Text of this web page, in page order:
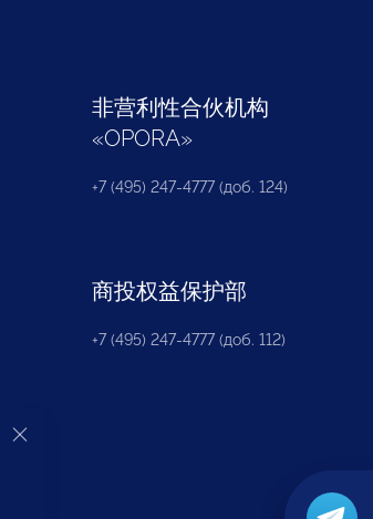
非营利性合伙机构
«OPORA»
+7 (495) 247-4777 (доб. 124)
商投权益保护部
+7 (495) 247-4777 (доб. 112)